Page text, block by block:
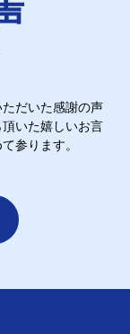
だいた感謝の声
いた嬉しいお言
参ります。